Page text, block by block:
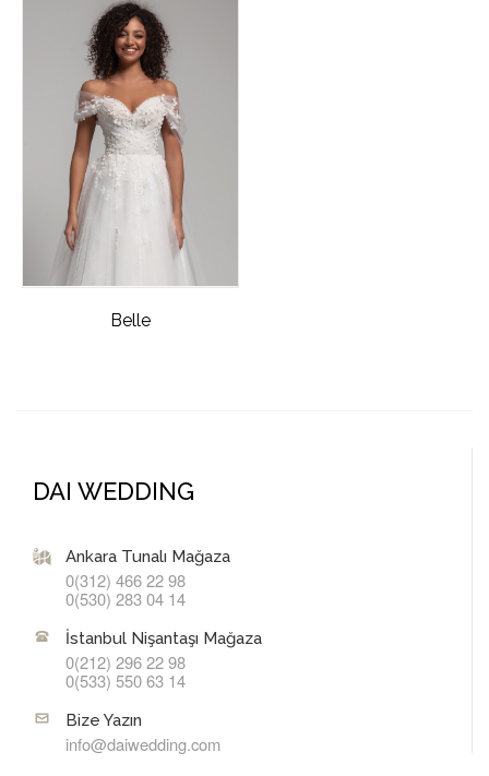
Belle
DAI WEDDING
Ankara Tunalı Mağaza
0(312) 466 22 98
0(530) 283 04 14
İstanbul Nişantaşı Mağaza
0(212) 296 22 98
0(533) 550 63 14
Bize Yazın
info@daiwedding.com